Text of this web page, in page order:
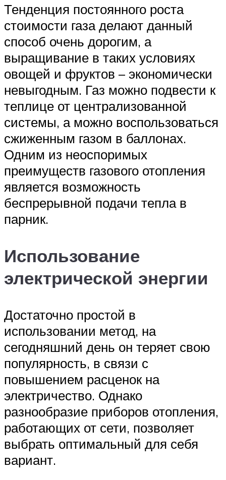
Тенденция постоянного роста
стоимости газа делают данный
способ очень дорогим, а
выращивание в таких условиях
овощей и фруктов – экономически
невыгодным. Газ можно подвести к
теплице от централизованной
системы, а можно воспользоваться
сжиженным газом в баллонах.
Одним из неоспоримых
преимуществ газового отопления
является возможность
беспрерывной подачи тепла в
парник.
Использование
электрической энергии
Достаточно простой в
использовании метод, на
сегодняшний день он теряет свою
популярность, в связи с
повышением расценок на
электричество. Однако
разнообразие приборов отопления,
работающих от сети, позволяет
выбрать оптимальный для себя
вариант.